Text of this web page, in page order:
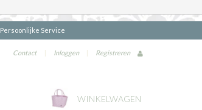
Persoonlijke Service
Contact | Inloggen | Registreren
WINKELWAGEN